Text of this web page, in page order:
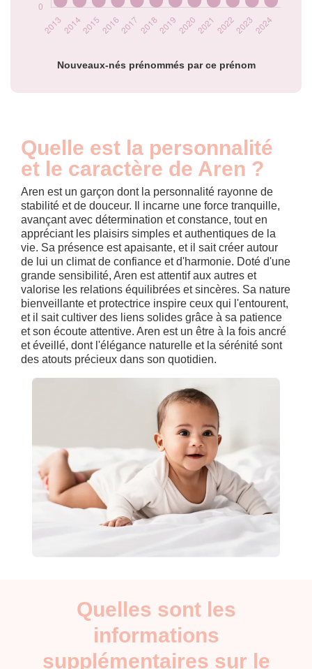
Nouveaux-nés prénommés par ce prénom
Quelle est la personnalité
et le caractère de Aren ?
Aren est un garçon dont la personnalité rayonne de
stabilité et de douceur. Il incarne une force tranquille,
avançant avec détermination et constance, tout en
appréciant les plaisirs simples et authentiques de la
vie. Sa présence est apaisante, et il sait créer autour
de lui un climat de confiance et d'harmonie. Doté d'une
grande sensibilité, Aren est attentif aux autres et
valorise les relations équilibrées et sincères. Sa nature
bienveillante et protectrice inspire ceux qui l'entourent,
et il sait cultiver des liens solides grâce à sa patience
et son écoute attentive. Aren est un être à la fois ancré
et éveillé, dont l'élégance naturelle et la sérénité sont
des atouts précieux dans son quotidien.
Quelles sont les
informations
supplémentaires sur le